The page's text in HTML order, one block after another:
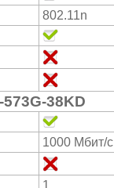
802.11n
38KD
1000 Мбит/с
1